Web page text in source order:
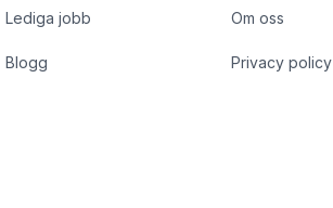
Lediga jobb
Blogg
Om oss
Privacy policy